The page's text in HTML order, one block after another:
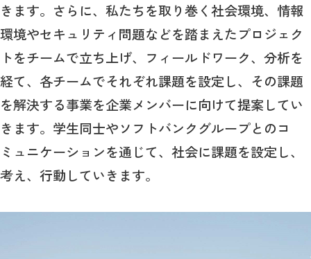
きます。さらに、私たちを取り巻く社会環境、情報
環境やセキュリティ問題などを踏まえたプロジェク
トをチームで立ち上げ、フィールドワーク、分析を
経て、各チームでそれぞれ課題を設定し、その課題
を解決する事業を企業メンバーに向けて提案してい
きます。学生同士やソフトバンクグループとのコ
ミュニケーションを通じて、社会に課題を設定し、
考え、行動していきます。